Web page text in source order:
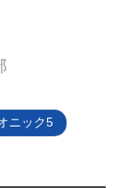
たのはエクス
公表していく
ニック5